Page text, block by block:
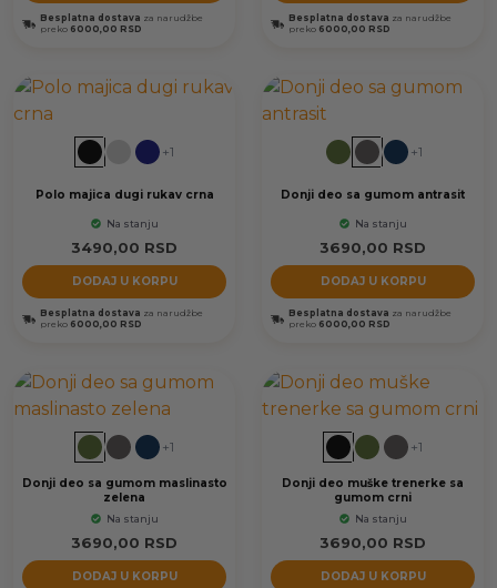
Besplatna dostava za narudžbe
preko 6000,00 RSD
Besplatna dostava za narudžbe
preko 6000,00 RSD
+1
Polo majica dugi rukav crna
Na stanju
3490,00 RSD
DODAJ U KORPU
Besplatna dostava za narudžbe
preko 6000,00 RSD
+1
Donji deo sa gumom antrasit
Na stanju
3690,00 RSD
DODAJ U KORPU
Besplatna dostava za narudžbe
preko 6000,00 RSD
+1
Donji deo sa gumom maslinasto
zelena
Na stanju
3690,00 RSD
DODAJ U KORPU
+1
Donji deo muške trenerke sa
gumom crni
Na stanju
3690,00 RSD
DODAJ U KORPU